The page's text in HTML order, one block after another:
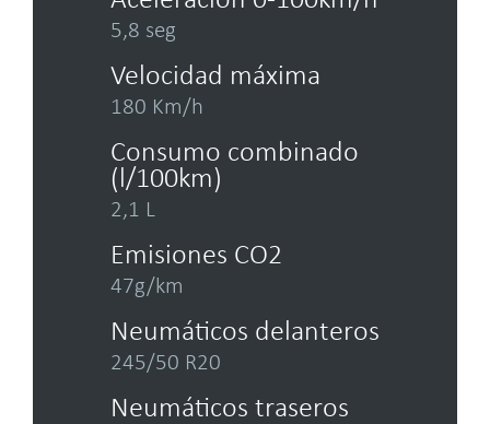
5,8 seg
Velocidad máxima
180 Km/h
Consumo combinado
(l/100km)
2,1 L
Emisiones CO2
47g/km
Neumáticos delanteros
245/50 R20
Neumáticos traseros